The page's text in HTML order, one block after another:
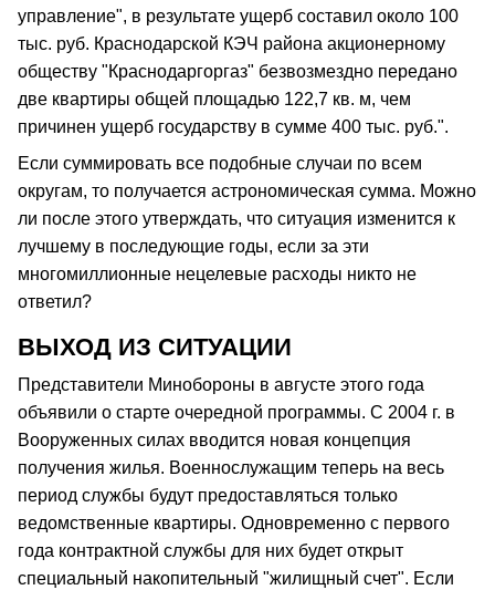
управление", в результате ущерб составил около 100
тыс. руб. Краснодарской КЭЧ района акционерному
обществу "Краснодаргоргаз" безвозмездно передано
две квартиры общей площадью 122,7 кв. м, чем
причинен ущерб государству в сумме 400 тыс. руб.".
Если суммировать все подобные случаи по всем
округам, то получается астрономическая сумма. Можно
ли после этого утверждать, что ситуация изменится к
лучшему в последующие годы, если за эти
многомиллионные нецелевые расходы никто не
ответил?
ВЫХОД ИЗ СИТУАЦИИ
Представители Минобороны в августе этого года
объявили о старте очередной программы. С 2004 г. в
Вооруженных силах вводится новая концепция
получения жилья. Военнослужащим теперь на весь
период службы будут предоставляться только
ведомственные квартиры. Одновременно с первого
года контрактной службы для них будет открыт
специальный накопительный "жилищный счет". Если